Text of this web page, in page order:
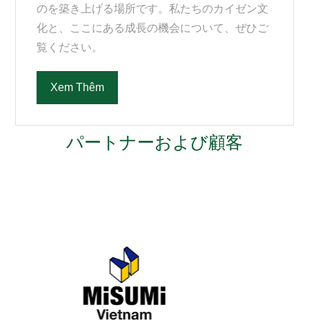
のを築き上げる場所です。私たちのカイゼン文
化と、ここにある成長の機会について、ぜひご
覧ください。
Xem Thêm
パートナーおよび顧客